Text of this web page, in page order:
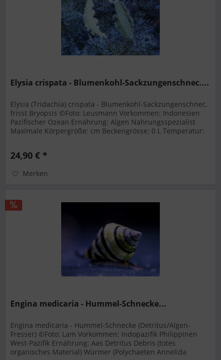
Elysia crispata - Blumenkohl-Sackzungenschnec....
Elysia (Tridachia) crispata - Blumenkohl-Sackzungenschnec.
frisst Bryopsis ©Foto: Leusmann Vorkommen: Indonesien
Pazifischer Ozean Ernährung: Algen Nahrungsspezialist
Maximale Körpergröße: cm Beckengrösse: 0 L Temperatur:
24,90 € *
Merken
Engina medicaria - Hummel-Schnecke...
Engina medicaria - Hummel-Schnecke (Detritus/Algen-
Fresser) ©Foto: Lam Vorkommen: Indopazifik Philippinen
West-Pazifik Ernährung: Aas Detritus Debris (totes
organisches Material) Würmer (Polychaeten Annelida